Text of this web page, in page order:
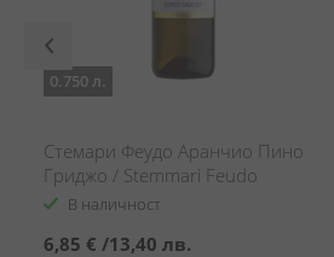
0.750 л.
Стемари Феудо Аранчио Пино
Гриджо / Stemmari Feudo
Arancino Pinot Grigio
В наличност
6,85 € /13,40 лв.